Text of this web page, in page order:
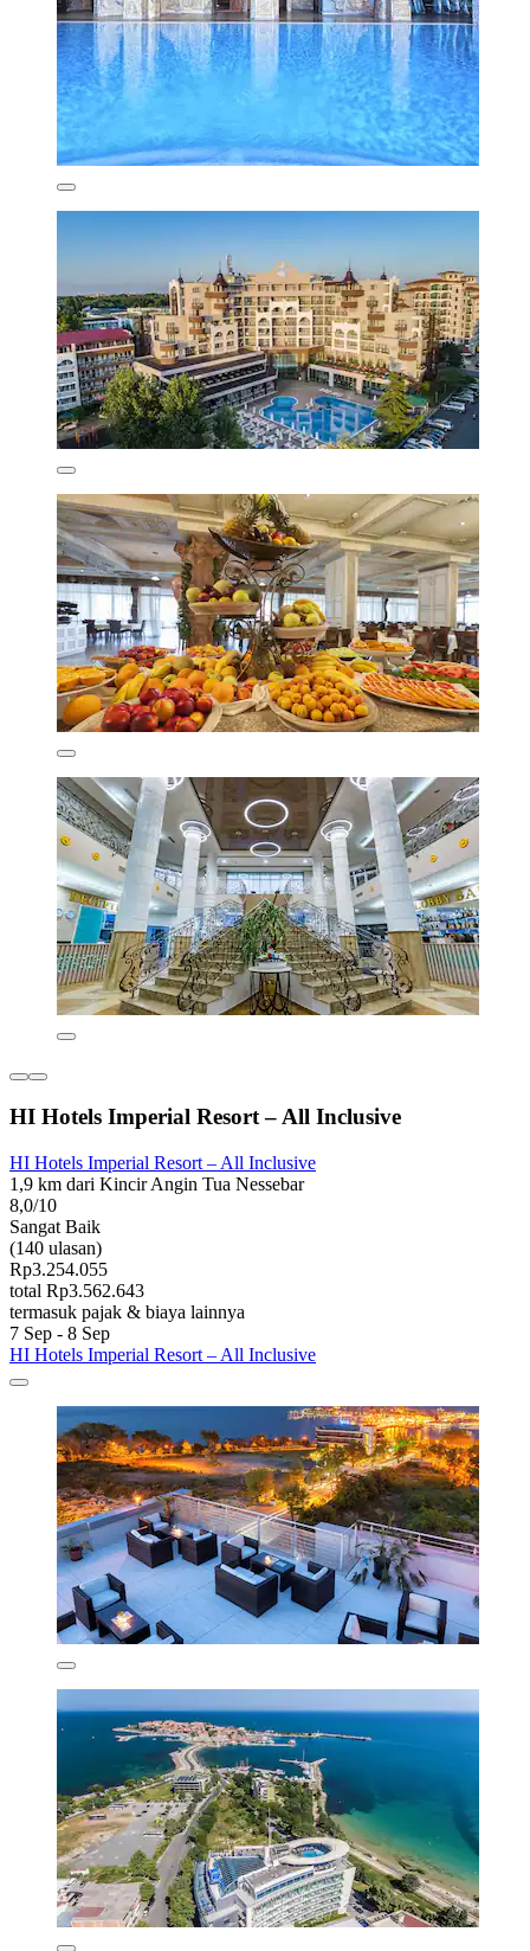
HI Hotels Imperial Resort – All Inclusive
HI Hotels Imperial Resort – All Inclusive
1,9 km dari Kincir Angin Tua Nessebar
8,0/10
Sangat Baik
(140 ulasan)
Rp3.254.055
total Rp3.562.643
termasuk pajak & biaya lainnya
7 Sep - 8 Sep
HI Hotels Imperial Resort – All Inclusive